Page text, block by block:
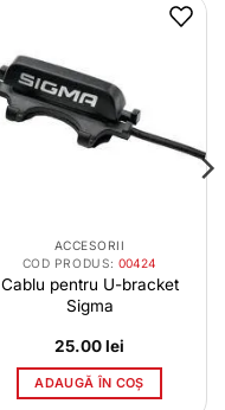
ACCESORII
COD PRODUS:00424
Cablu pentru U-bracket
Sigma
25.00lei
ADAUGĂ ÎN COȘ